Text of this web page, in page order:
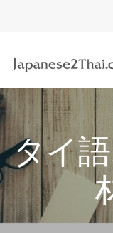
トップ
サービス
コンテンツ
講師紹介
料金
お申込流れ
タイ